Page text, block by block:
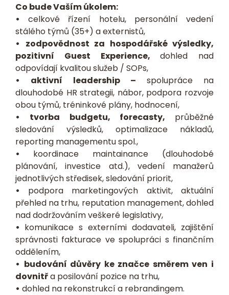
Co bude Vaším úkolem:
• celkové řízení hotelu, personální vedení
stálého týmů (35+) a externistů,
•
zodpovědnost za hospodářské výsledky,
pozitivní Guest Experience,dohled nad
odpovídají kvalitou služeb / SOPs,
•
aktivní leadership – spolupráce na
dlouhodobé HR strategii, nábor, podpora rozvoje
obou týmů, tréninkové plány, hodnocení,
•
tvorba budgetu, forecasty, průběžné
sledování výsledků, optimalizace nákladů,
reporting managementu spol.,
• koordinace maintainance (dlouhodobé
plánování, investice atd.), vedení manažerů
jednotlivých středisek, sledování priorit,
• podpora marketingových aktivit, aktuální
přehled na trhu, reputation management, dohled
nad dodržováním veškeré legislativy,
• komunikace s externími dodavateli, zajištění
správnosti fakturace ve spolupráci s finančním
oddělením,
• budování důvěry ke značce směrem ven i
dovnitřa posilování pozice na trhu,
• dohled na rekonstrukcí a rebrandingem.